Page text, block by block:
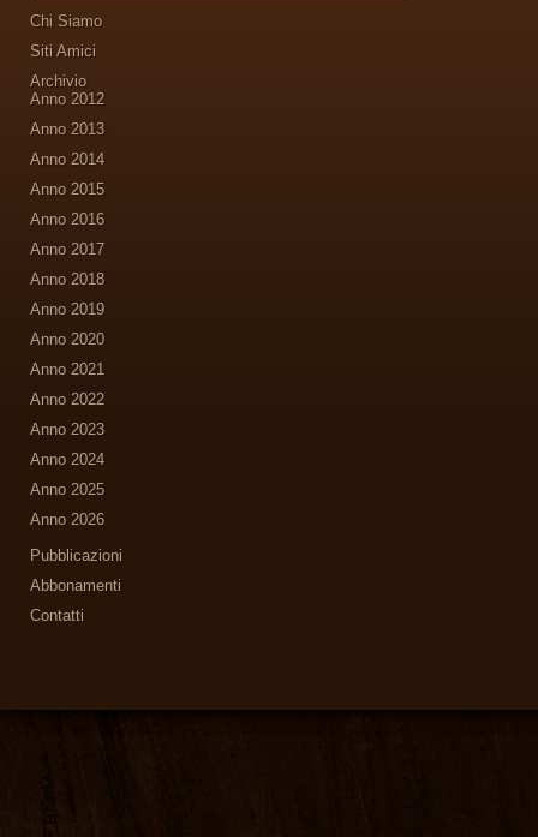
Chi Siamo
Siti Amici
Archivio
Anno 2012
Anno 2013
Anno 2014
Anno 2015
Anno 2016
Anno 2017
Anno 2018
Anno 2019
Anno 2020
Anno 2021
Anno 2022
Anno 2023
Anno 2024
Anno 2025
Anno 2026
Pubblicazioni
Abbonamenti
Contatti